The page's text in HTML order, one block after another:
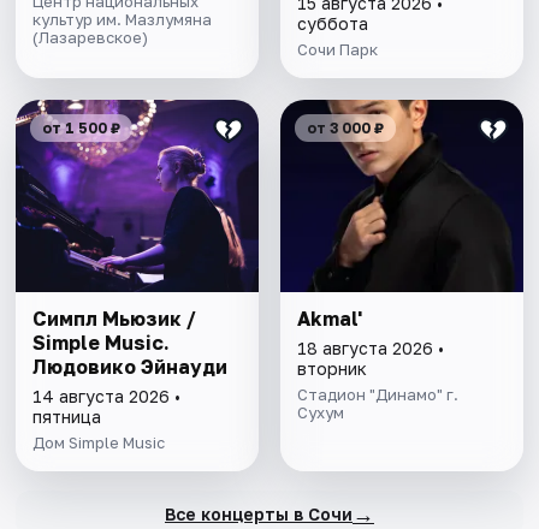
культур им. Мазлумяна
(Лазаревское)
суббота
Сочи Парк
от 1 500 ₽
Симпл Мьюзик /
Simple Music.
Людовико Эйнауди
14 августа 2026 •
пятница
Дом Simple Music
от 3 000 ₽
Akmal'
18 августа 2026 •
вторник
Стадион "Динамо" г.
Сухум
Все концерты в Сочи →